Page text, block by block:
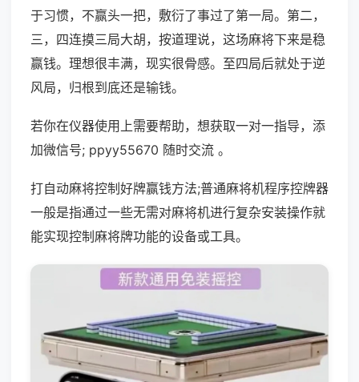
于习惯，不赢头一把，敷衍了事过了第一局。第二，
三，四连摸三局大胡，按道理说，这场麻将下来是稳
赢钱。理想很丰满，现实很骨感。至四局后就处于逆
风局，归根到底还是输钱。
若你在仪器使用上需要帮助，想获取一对一指导，添
加微信号; ppyy55670 随时交流 。
打自动麻将控制好牌赢钱方法;普通麻将机程序控牌器
一般是指通过一些无需对麻将机进行复杂安装操作就
能实现控制麻将牌功能的设备或工具。